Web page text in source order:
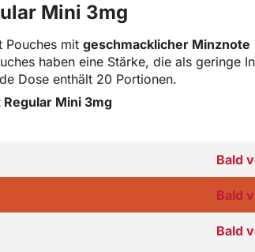
Mini 3mg
Pouches mitgeschmacklicher Minznote
haben eine Stärke, die als geringe
Dose enthält 20 Portionen.
Mini 3mg
Bald
Bald
Bald